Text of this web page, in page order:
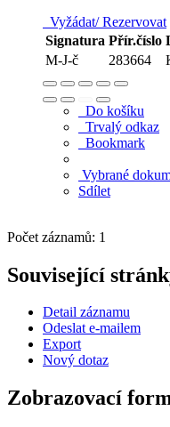
Vyžádat/ Rezervovat
Signatura Přír.číslo
M-J-č
283664
Do košíku
Trvalý odkaz
Bookmark
Vybrané
Sdílet
Počet záznamů: 1
Související
Detail záznamu
Odeslat e-mailem
Export
Nový dotaz
Zobrazovací